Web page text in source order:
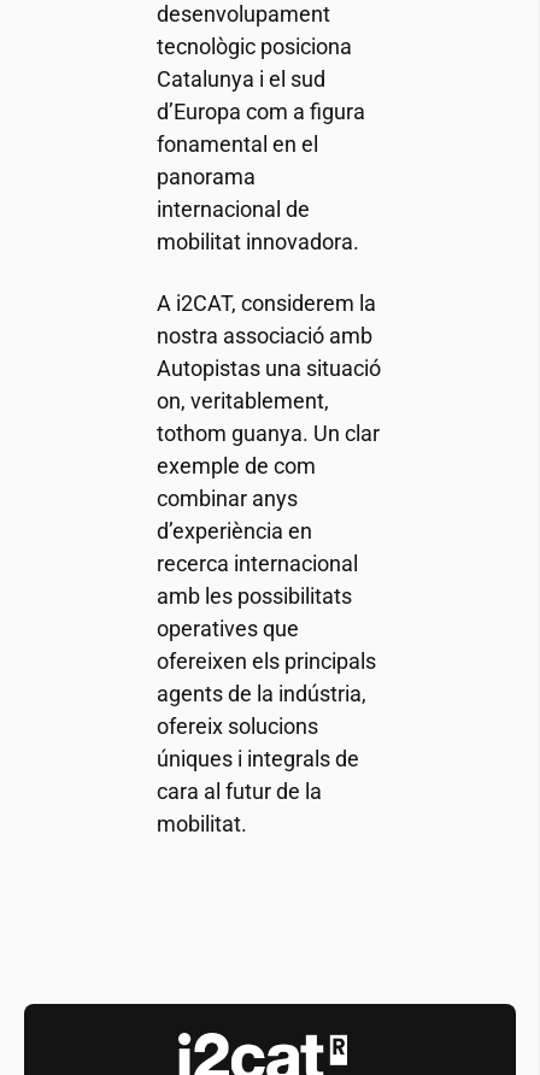
desenvolupament
tecnològic posiciona
Catalunya i el sud
d’Europa com a figura
fonamental en el
panorama
internacional de
mobilitat innovadora.
A i2CAT, considerem la
nostra associació amb
Autopistas una situació
on, veritablement,
tothom guanya. Un clar
exemple de com
combinar anys
d’experiència en
recerca internacional
amb les possibilitats
operatives que
ofereixen els principals
agents de la indústria,
ofereix solucions
úniques i integrals de
cara al futur de la
mobilitat.